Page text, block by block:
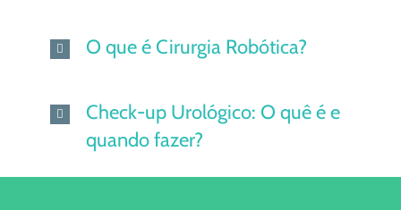
O que é Cirurgia Robótica?
Check-up Urológico: O quê é e
quando fazer?